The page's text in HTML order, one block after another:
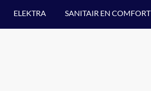
ELEKTRA SANITAIR EN COMFORT